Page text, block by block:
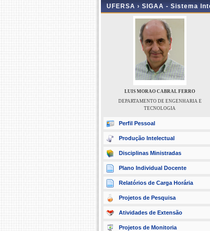
UFERSA › SIGAA - Sistema
LUIS MORAO CABRAL FERRO
DEPARTAMENTO DE ENGENHARIA E
TECNOLOGIA
Perfil Pessoal
Produção Intelectual
Disciplinas Ministradas
Plano Individual Docente
Relatórios de Carga Horária
Projetos de Pesquisa
Atividades de Extensão
Projetos de Monitoria